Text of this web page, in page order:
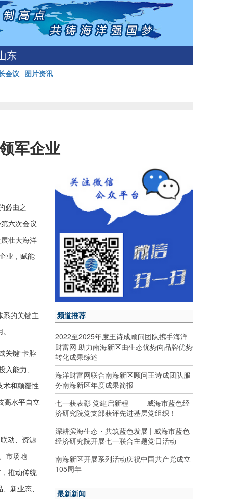
东
会议
图片资讯
军企业
必由之
六次会议
壮大海洋
业，赋能
系的关键主
关键“卡脖
能力、
术和颠覆性
高水平自立
动、资源
市场地
推动传统
新业态、
频道推荐
2022至2025年度王诗成顾问团队携手海洋
财富网 助力南海新区由生态优势向品牌优势
转化成果综述
海洋财富网联合南海新区顾问王诗成团队服
务南海新区年度成果简报
七一获表彰 党建启新程 —— 威海市蓝色经
济研究院党支部获评先进基层党组织！
深耕滨海生态・共筑蓝色发展 | 威海市蓝色
经济研究院开展七一联合主题党日活动
南海新区开展系列活动庆祝中国共产党成立
105周年
最新新闻